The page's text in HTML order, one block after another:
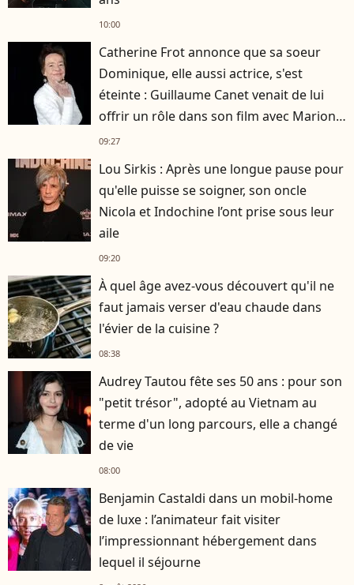
10:00
Catherine Frot annonce que sa soeur
Dominique, elle aussi actrice, s'est
éteinte : Guillaume Canet venait de lui
offrir un rôle dans son film avec Marion
Cotillard
09:27
Lou Sirkis : Après une longue pause pour
qu'elle puisse se soigner, son oncle
Nicola et Indochine l’ont prise sous leur
aile
09:20
À quel âge avez-vous découvert qu'il ne
faut jamais verser d'eau chaude dans
l'évier de la cuisine ?
08:38
Audrey Tautou fête ses 50 ans : pour son
"petit trésor", adopté au Vietnam au
terme d'un long parcours, elle a changé
de vie
08:00
Benjamin Castaldi dans un mobil-home
de luxe : l’animateur fait visiter
l’impressionnant hébergement dans
lequel il séjourne